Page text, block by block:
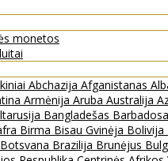
monetos
Abchazija Afganistanas
Armėnija Aruba Australija
Bangladešas
Birma Bisau Gvinėja Bolivija
Botsvana Brazilija Brunėjus